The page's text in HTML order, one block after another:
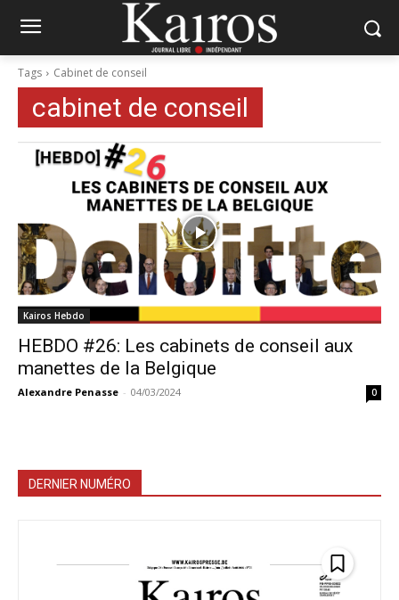
Tags Cabinet de conseil
cabinet de conseil
Kairos Hebdo
HEBDO #26: Les cabinets de conseil aux
manettes de la Belgique
Alexandre Penasse - 04/03/2024 0
DERNIER NUMÉRO